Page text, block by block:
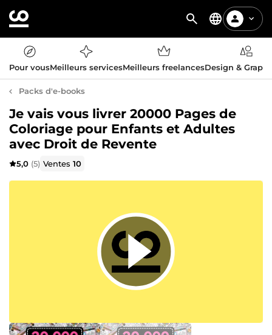
Pour vousMeilleurs servicesMeilleurs freelancesDesign &
Packs d'e-books
Je vais vous livrer 20000 Pages de
Coloriage pour Enfants et Adultes
avec Droit de Revente
5,0 (5) Ventes10